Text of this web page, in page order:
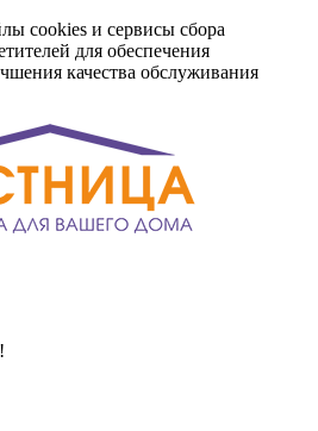
cookies и сервисы сбора
для обеспечения
качества обслуживания